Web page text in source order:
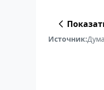
Источник: